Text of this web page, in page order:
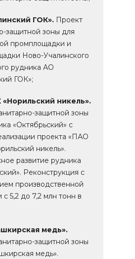
ГОК». Проект
защитной зоны для
промплощадки и
Ново-Учалинского
рудника АО
ГОК»;
никель».
защитной зоны
«Октябрьский» с
проекта «ПАО
никель».
развитие рудника
Реконструкция с
производственной
5,2 до 7,2 млн тонн в
медь».
защитной зоны
медь».